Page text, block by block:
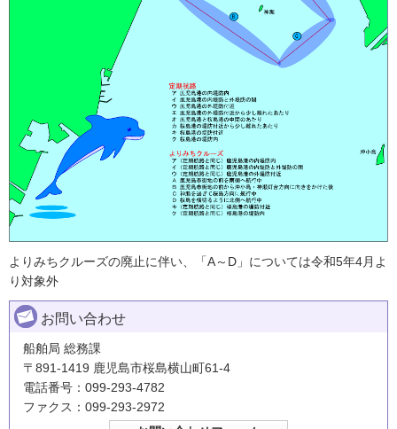
よりみちクルーズの廃止に伴い、「A～D」については令和5年4月よ
り対象外
お問い合わせ
船舶局 総務課
〒891-1419 鹿児島市桜島横山町61-4
電話番号：099-293-4782
ファクス：099-293-2972